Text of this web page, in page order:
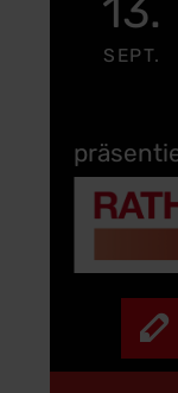
13.
SEPT.